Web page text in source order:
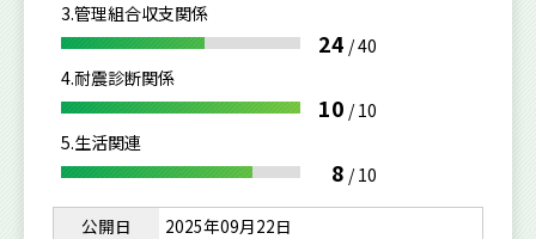
3.管理組合収支関係
24 /40
4.耐震診断関係
10 /10
5.生活関連
8 /10
公開日
2025年09月22日